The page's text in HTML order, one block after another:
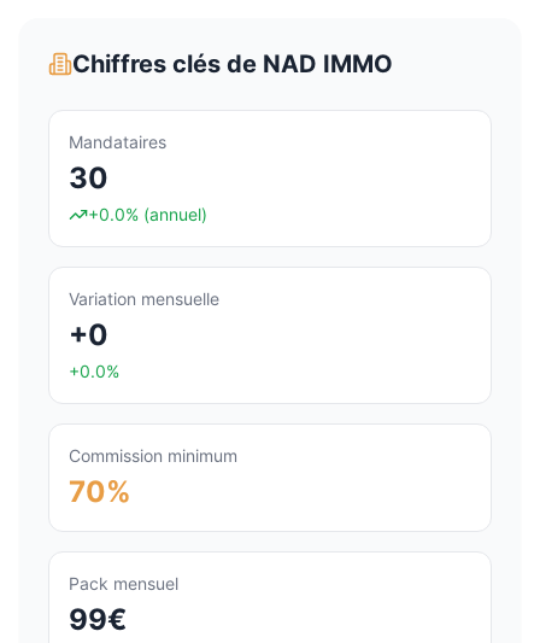
Chiffres clés de NAD IMMO
Mandataires
30
+0.0% (annuel)
Variation mensuelle
+0
+0.0%
Commission minimum
70%
Pack mensuel
99€